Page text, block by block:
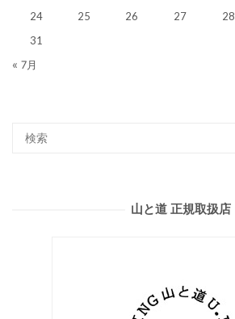
24
25 26 27 28
31
« 7月
山と道 正規取扱店